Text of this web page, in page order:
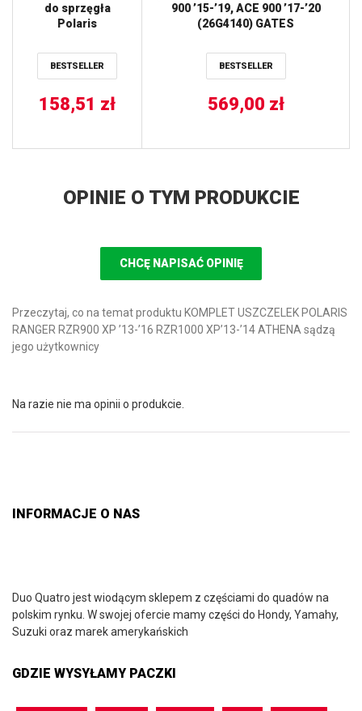
do sprzęgła
Polaris
2007 2008 2009
BESTSELLER
158,51 zł
900 ’15-’19, ACE 900 ’17-’20
(26G4140) GATES
BESTSELLER
569,00 zł
OPINIE O TYM PRODUKCIE
CHCĘ NAPISAĆ OPINIĘ
Przeczytaj, co na temat produktu KOMPLET USZCZELEK POLARIS
RANGER RZR900 XP ’13-’16 RZR1000 XP’13-’14 ATHENA sądzą
jego użytkownicy
Na razie nie ma opinii o produkcie.
INFORMACJE O NAS
Duo Quatro jest wiodącym sklepem z częściami do quadów na
polskim rynku. W swojej ofercie mamy części do Hondy, Yamahy,
Suzuki oraz marek amerykańskich
GDZIE WYSYŁAMY PACZKI